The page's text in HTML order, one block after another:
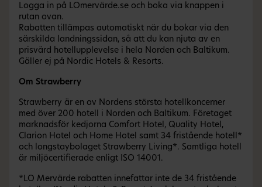
Logga in på LOmervärde.se och boka via knappen i
rutan ovan.
Rabatten tillämpas automatiskt när du bokar via den
särskilda landningssidan, så att du kan njuta av en
prisvärd hotellupplevelse i hela Norden och Baltikum.
Gäller ej på Nordic Hotels & Resorts.
Om Strawberry
Strawberry är en av Nordens största hotellkoncerner
med över 200 hotell i Norden och Baltikum. Företaget
marknadsför kedjorna Comfort Hotel, Quality Hotel,
Clarion Hotel och Home Hotel samt 34 fristående hotell*
och longstaybolaget Strawberry Living*. Samtliga hotell
är miljöcertifierade enligt ISO 14001.
*LO Mervärde rabatten innefattar inte de 34 fristående